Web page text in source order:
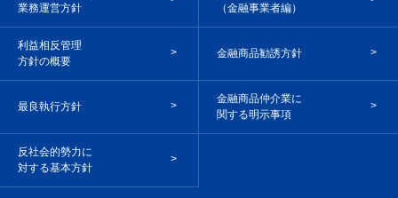
業務運営方針
（金融事業者編）
利益相反管理
方針の概要
金融商品勧誘方針
最良執行方針
金融商品仲介業に
関する明示事項
反社会的勢力に
対する基本方針